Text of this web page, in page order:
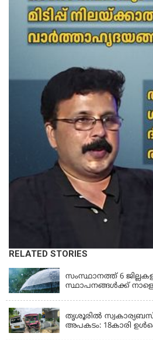
RELATED STORIES
KERALA
സംസ്ഥാനത്ത് 6 ജില്ലകളിലെ
സ്ഥാപനങ്ങൾക്ക്
തൃശൂരിൽ സ്വകാര്യബസ്
അപകടം: 18കാരി